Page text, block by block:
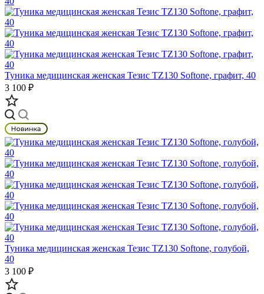
Туника медицинская женская Тезис TZ130 Softone, графит, 40
3 100 ₽
Туника медицинская женская Тезис TZ130 Softone, голубой,
40
3 100 ₽